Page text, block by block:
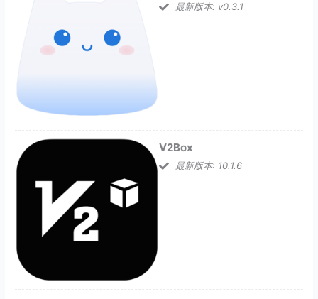
最新版本: v0.3.1
V2Box
最新版本: 10.1.6